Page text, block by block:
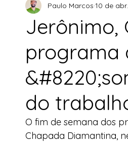
Entrevistas Movimentos
Cidades Cultura Saúde
Desenvolvimento Territorial
Imprensa Assistência Social
Jerônimo,
programa
do
Paulo Marcos 10 de
O fim de semana dos
Chapada Diamantina,